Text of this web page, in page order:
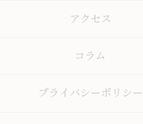
アクセス
コラム
プライバシーポリシー